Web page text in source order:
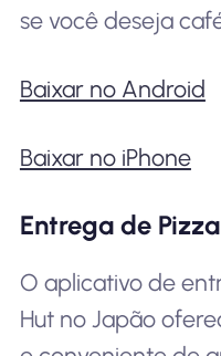
se você deseja
Baixar no Android
Baixar no iPhone
Entrega de
O aplicativo de
Hut no Japão